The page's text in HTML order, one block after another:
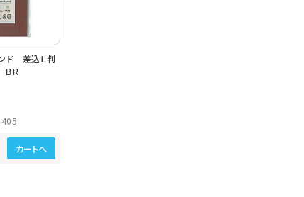
ド 差込Ｌ判
ＢＲ
カートへ